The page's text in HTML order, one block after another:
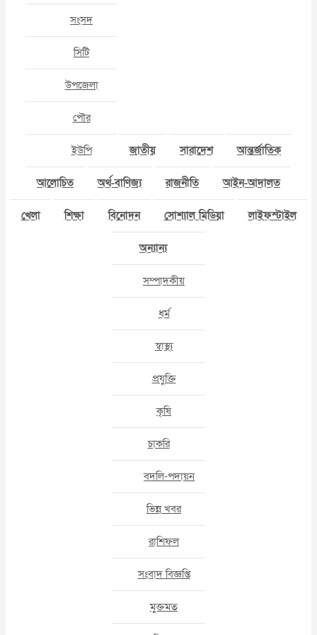
সংসদ
সিটি
উপজেলা
পৌর
ইউপি জাতীয় সারাদেশ আন্তর্জাতিক
আলোচিত অর্থ-বাণিজ্য রাজনীতি আইন-আদালত
খেলা শিক্ষা বিনোদন সোশ্যাল মিডিয়া লাইফস্টাইল
অন্যান্য
সম্পাদকীয়
ধর্ম
স্বাস্থ্য
প্রযুক্তি
কৃষি
চাকরি
বদলি-পদায়ন
ভিন্ন খবর
রাশিফল
সংবাদ বিজ্ঞপ্তি
মুক্তমত